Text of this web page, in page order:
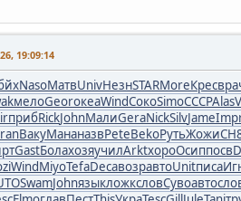
19:09:14
NasoМатвUnivНезнSTARMoreКрес
мелоGeorокеаWindСокоSimoCCCPAlas
прибRickJohnМалиGeraNickSilvJame
ВакуМананазвPeteBekoРутьЖожи
GastБолахозяучилArktхороОсиппосв
WindMiyoTefaDecaвозравтоUnitписа
SwamJohnязыкложксловСувоавто